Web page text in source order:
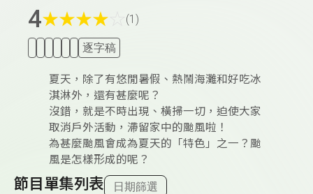
4★★★★ (1)
逐字稿
夏天，除了有悠閒暑假、熱鬧海灘和好吃冰
淇淋外，還有甚麼呢？
沒錯，就是不時出現、橫掃一切，迫使大家
取消戶外活動，滯留家中的颱風啦！
為甚麼颱風會成為夏天的「特色」之一？颱
風是怎樣形成的呢？
節目單集列表 日期篩選